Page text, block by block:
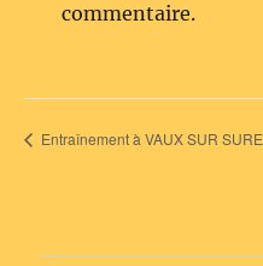
commentaire.
Entraînement à VAUX SUR SURE